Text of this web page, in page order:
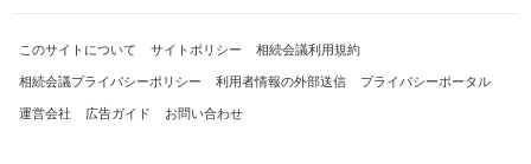
このサイトについて サイトポリシー 相続会議利用規約
相続会議プライバシーポリシー 利用者情報の外部送信 プライバシーポータル
運営会社 広告ガイド お問い合わせ